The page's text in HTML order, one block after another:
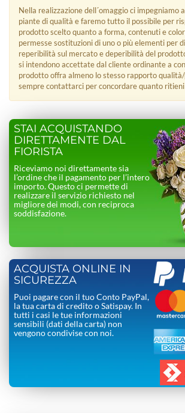
Nella realizzazione dell´omaggio ci impegniamo
piante di qualità e faremo tutto il possibile per
prodotto scelto quanto a forma, contenuti e
permesse sostituzioni di uno o più elementi per
reperibilità sul mercato e deperibilità del
si intendono accettate dal cliente ordinante a
prodotto offra almeno lo stesso rapporto
sempre contattarci per concordare quanto ritieni
STAI ACQUISTANDO
DIRETTAMENTE DAL
FIORISTA
Riceviamo noi direttamente sia
l’ordine che il pagamento per l’intero
importo. Questo ci permette di
realizzare il servizio richiesto nel
migliore dei modi, con reciproca
soddisfazione.
ACQUISTA ONLINE IN
SICUREZZA
Puoi pagare con il tuo Conto PayPal,
la tua carta di credito o Satispay. In
tutti i casi le tue informazioni
sensibili (dati della carta) non
vengono condivise con noi.